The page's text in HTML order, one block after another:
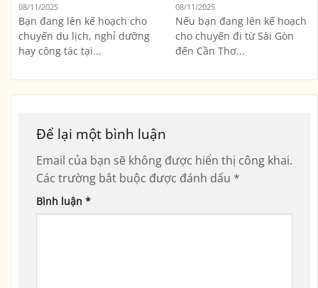
08/11/2025
Bạn đang lên kế hoạch cho
chuyến du lịch, nghỉ dưỡng
hay công tác tại...
08/11/2025
Nếu bạn đang lên kế hoạch
cho chuyến đi từ Sài Gòn
đến Cần Thơ...
Để lại một bình luận
Email của bạn sẽ không được hiển thị công khai.
Các trường bắt buộc được đánh dấu *
Bình luận *